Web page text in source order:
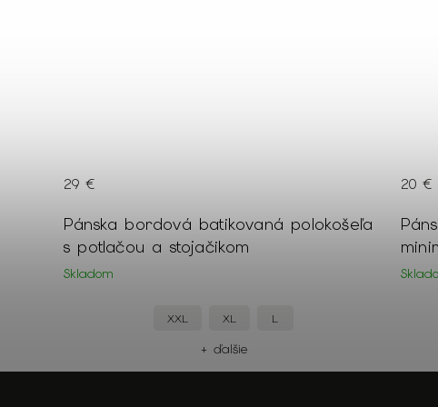
Pánske tmavozelené tričko s
minimalistickou potlačou
Skladom
XXL XL
+ ďalšie